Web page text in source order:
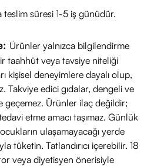
teslim süresi 1-5 iş günüdür.
Ürünler yalnızca bilgilendirme
taahhüt veya tavsiye niteliği
kişisel deneyimlere dayalı olup,
Takviye edici gıdalar, dengeli ve
geçemez. Ürünler ilaç değildir;
etme amacı taşımaz. Günlük
ulaşamayacağı yerde
tüketin. Tatlandırıcı içerebilir. 18
veya diyetisyen önerisiyle